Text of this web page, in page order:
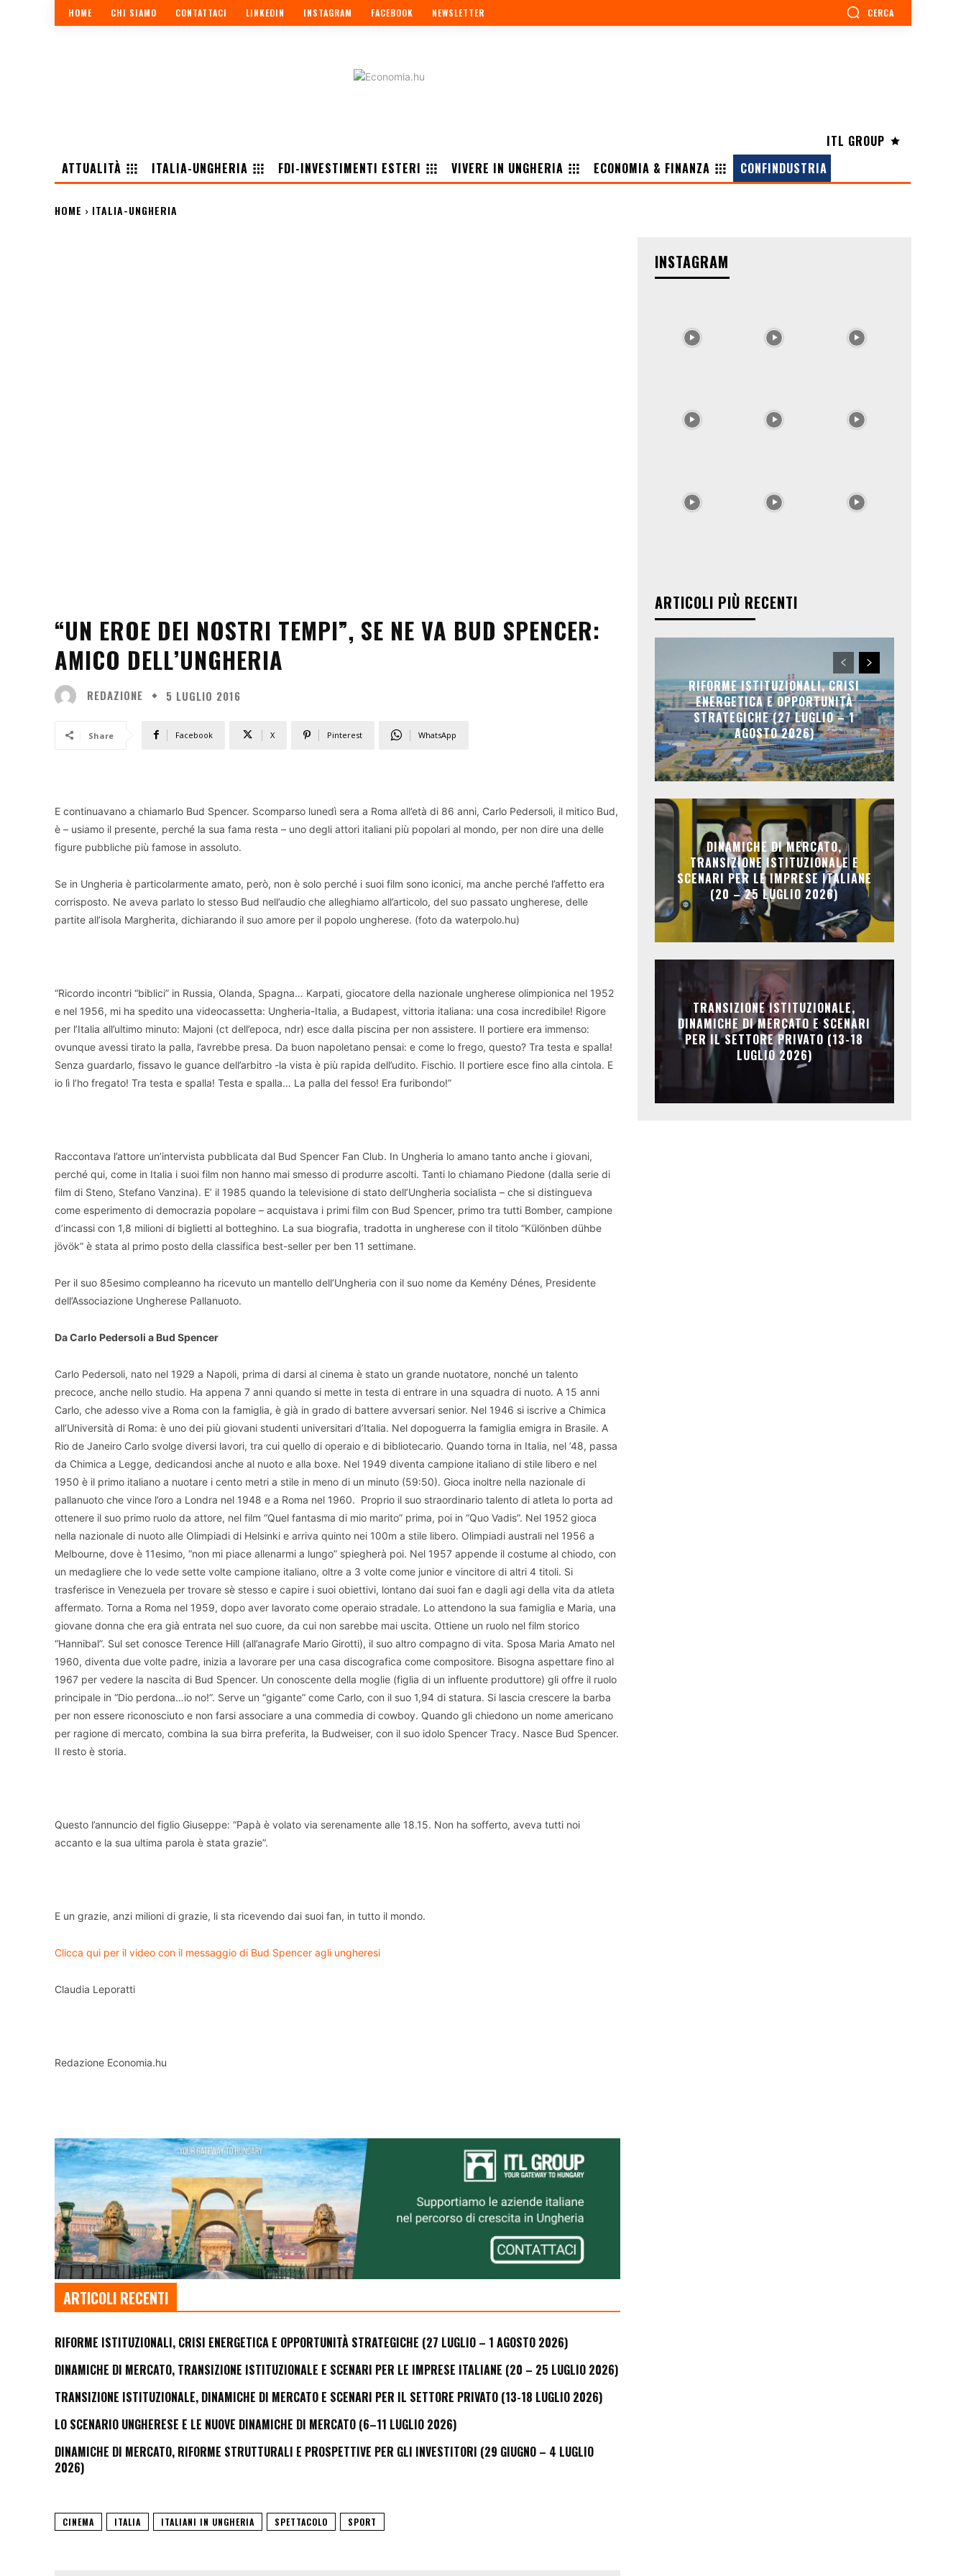
HOME CHI SIAMO CONTATTACI LINKEDIN INSTAGRAM FACEBOOK NEWSLETTER CERCA
ITL GROUP
ATTUALITÀ
ITALIA-UNGHERIA FDI-INVESTIMENTI ESTERI VIVERE IN UNGHERIA ECONOMIA & FINANZA CONFINDUSTRIA
HOME ITALIA-UNGHERIA
“UN EROE DEI NOSTRI TEMPI”, SE NE VA BUD SPENCER:
AMICO DELL’UNGHERIA
REDAZIONE 5 LUGLIO 2016
Share Facebook X Pinterest WhatsApp
E continuavano a chiamarlo Bud Spencer. Scomparso lunedì sera a Roma all’età di 86 anni, Carlo Pedersoli, il mitico Bud,
è – usiamo il presente, perché la sua fama resta – uno degli attori italiani più popolari al mondo, per non dire una delle
figure pubbliche più famose in assoluto.
Se in Ungheria è particolarmente amato, però, non è solo perché i suoi film sono iconici, ma anche perché l’affetto era
corrisposto. Ne aveva parlato lo stesso Bud nell’audio che alleghiamo all’articolo, del suo passato ungherese, delle
partite all’isola Margherita, dichiarando il suo amore per il popolo ungherese. (foto da waterpolo.hu)
“Ricordo incontri “biblici” in Russia, Olanda, Spagna… Karpati, giocatore della nazionale ungherese olimpionica nel 1952
e nel 1956, mi ha spedito una videocassetta: Ungheria-Italia, a Budapest, vittoria italiana: una cosa incredibile! Rigore
per l’Italia all’ultimo minuto: Majoni (ct dell’epoca, ndr) esce dalla piscina per non assistere. Il portiere era immenso:
ovunque avessi tirato la palla, l’avrebbe presa. Da buon napoletano pensai: e come lo frego, questo? Tra testa e spalla!
Senza guardarlo, fissavo le guance dell’arbitro -la vista è più rapida dell’udito. Fischio. Il portiere esce fino alla cintola. E
io lì l’ho fregato! Tra testa e spalla! Testa e spalla… La palla del fesso! Era furibondo!”
Raccontava l’attore un’intervista pubblicata dal Bud Spencer Fan Club. In Ungheria lo amano tanto anche i giovani,
perché qui, come in Italia i suoi film non hanno mai smesso di produrre ascolti. Tanti lo chiamano Piedone (dalla serie di
film di Steno, Stefano Vanzina). E’ il 1985 quando la televisione di stato dell’Ungheria socialista – che si distingueva
come esperimento di democrazia popolare – acquistava i primi film con Bud Spencer, primo tra tutti Bomber, campione
d’incassi con 1,8 milioni di biglietti al botteghino. La sua biografia, tradotta in ungherese con il titolo “Különben dühbe
jövök” è stata al primo posto della classifica best-seller per ben 11 settimane.
Per il suo 85esimo compleanno ha ricevuto un mantello dell’Ungheria con il suo nome da Kemény Dénes, Presidente
dell’Associazione Ungherese Pallanuoto.
Da Carlo Pedersoli a Bud Spencer
Carlo Pedersoli, nato nel 1929 a Napoli, prima di darsi al cinema è stato un grande nuotatore, nonché un talento
precoce, anche nello studio. Ha appena 7 anni quando si mette in testa di entrare in una squadra di nuoto. A 15 anni
Carlo, che adesso vive a Roma con la famiglia, è già in grado di battere avversari senior. Nel 1946 si iscrive a Chimica
all’Università di Roma: è uno dei più giovani studenti universitari d’Italia. Nel dopoguerra la famiglia emigra in Brasile. A
Rio de Janeiro Carlo svolge diversi lavori, tra cui quello di operaio e di bibliotecario. Quando torna in Italia, nel ’48, passa
da Chimica a Legge, dedicandosi anche al nuoto e alla boxe. Nel 1949 diventa campione italiano di stile libero e nel
1950 è il primo italiano a nuotare i cento metri a stile in meno di un minuto (59:50). Gioca inoltre nella nazionale di
pallanuoto che vince l’oro a Londra nel 1948 e a Roma nel 1960. Proprio il suo straordinario talento di atleta lo porta ad
ottenere il suo primo ruolo da attore, nel film “Quel fantasma di mio marito” prima, poi in “Quo Vadis”. Nel 1952 gioca
nella nazionale di nuoto alle Olimpiadi di Helsinki e arriva quinto nei 100m a stile libero. Olimpiadi australi nel 1956 a
Melbourne, dove è 11esimo, “non mi piace allenarmi a lungo” spiegherà poi. Nel 1957 appende il costume al chiodo, con
un medagliere che lo vede sette volte campione italiano, oltre a 3 volte come junior e vincitore di altri 4 titoli. Si
trasferisce in Venezuela per trovare sè stesso e capire i suoi obiettivi, lontano dai suoi fan e dagli agi della vita da atleta
affermato. Torna a Roma nel 1959, dopo aver lavorato come operaio stradale. Lo attendono la sua famiglia e Maria, una
giovane donna che era già entrata nel suo cuore, da cui non sarebbe mai uscita. Ottiene un ruolo nel film storico
“Hannibal”. Sul set conosce Terence Hill (all’anagrafe Mario Girotti), il suo altro compagno di vita. Sposa Maria Amato nel
1960, diventa due volte padre, inizia a lavorare per una casa discografica come compositore. Bisogna aspettare fino al
1967 per vedere la nascita di Bud Spencer. Un conoscente della moglie (figlia di un influente produttore) gli offre il ruolo
principale in “Dio perdona…io no!”. Serve un “gigante” come Carlo, con il suo 1,94 di statura. Si lascia crescere la barba
per non essere riconosciuto e non farsi associare a una commedia di cowboy. Quando gli chiedono un nome americano
per ragione di mercato, combina la sua birra preferita, la Budweiser, con il suo idolo Spencer Tracy. Nasce Bud Spencer.
Il resto è storia.
Questo l’annuncio del figlio Giuseppe: “Papà è volato via serenamente alle 18.15. Non ha sofferto, aveva tutti noi
accanto e la sua ultima parola è stata grazie”.
E un grazie, anzi milioni di grazie, li sta ricevendo dai suoi fan, in tutto il mondo.
Clicca qui per il video con il messaggio di Bud Spencer agli ungheresi
Claudia Leporatti
Redazione Economia.hu
ARTICOLI RECENTI
RIFORME ISTITUZIONALI, CRISI ENERGETICA E OPPORTUNITÀ STRATEGICHE (27 LUGLIO – 1 AGOSTO 2026)
DINAMICHE DI MERCATO, TRANSIZIONE ISTITUZIONALE E SCENARI PER LE IMPRESE ITALIANE (20 – 25 LUGLIO 2026)
TRANSIZIONE ISTITUZIONALE, DINAMICHE DI MERCATO E SCENARI PER IL SETTORE PRIVATO (13-18 LUGLIO 2026)
LO SCENARIO UNGHERESE E LE NUOVE DINAMICHE DI MERCATO (6–11 LUGLIO 2026)
DINAMICHE DI MERCATO, RIFORME STRUTTURALI E PROSPETTIVE PER GLI INVESTITORI (29 GIUGNO – 4 LUGLIO
2026)
CINEMA ITALIA ITALIANI IN UNGHERIA SPETTACOLO SPORT
INSTAGRAM
ARTICOLI PIÙ RECENTI
RIFORME ISTITUZIONALI, CRISI
ENERGETICA E OPPORTUNITÀ
STRATEGICHE (27 LUGLIO – 1
AGOSTO 2026)
DINAMICHE DI MERCATO,
TRANSIZIONE ISTITUZIONALE E
SCENARI PER LE IMPRESE ITALIANE
(20 – 25 LUGLIO 2026)
TRANSIZIONE ISTITUZIONALE,
DINAMICHE DI MERCATO E SCENARI
PER IL SETTORE PRIVATO (13-18
LUGLIO 2026)